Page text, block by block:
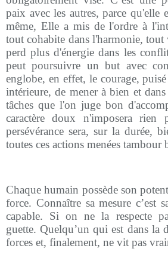
paix avec les autres, parce qu'elle
même, Elle a mis de l'ordre à
tout cohabite dans l'harmonie, tout
perd plus d'énergie dans les
peut poursuivre un but avec
englobe, en effet, le courage,
intérieure, de mener à bien et
tâches que l'on juge bon
caractère doux n'imposera rien
persévérance sera, sur la durée,
toutes ces actions menées tambour
Chaque humain possède son
force. Connaître sa mesure c’est
capable. Si on ne la respecte
guette. Quelqu’un qui est dans la
forces et, finalement, ne vit pas